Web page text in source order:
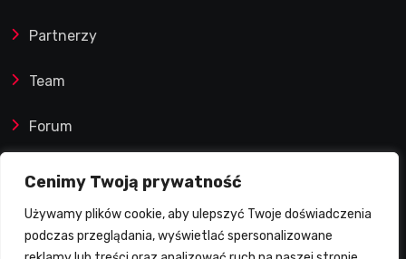
Cenimy Twoją prywatność
Używamy plików cookie, aby ulepszyć Twoje doświadczenia
podczas przeglądania, wyświetlać spersonalizowane
Partnerzy
Team
Forum
Reklamy i współprace
Prawa autorskie